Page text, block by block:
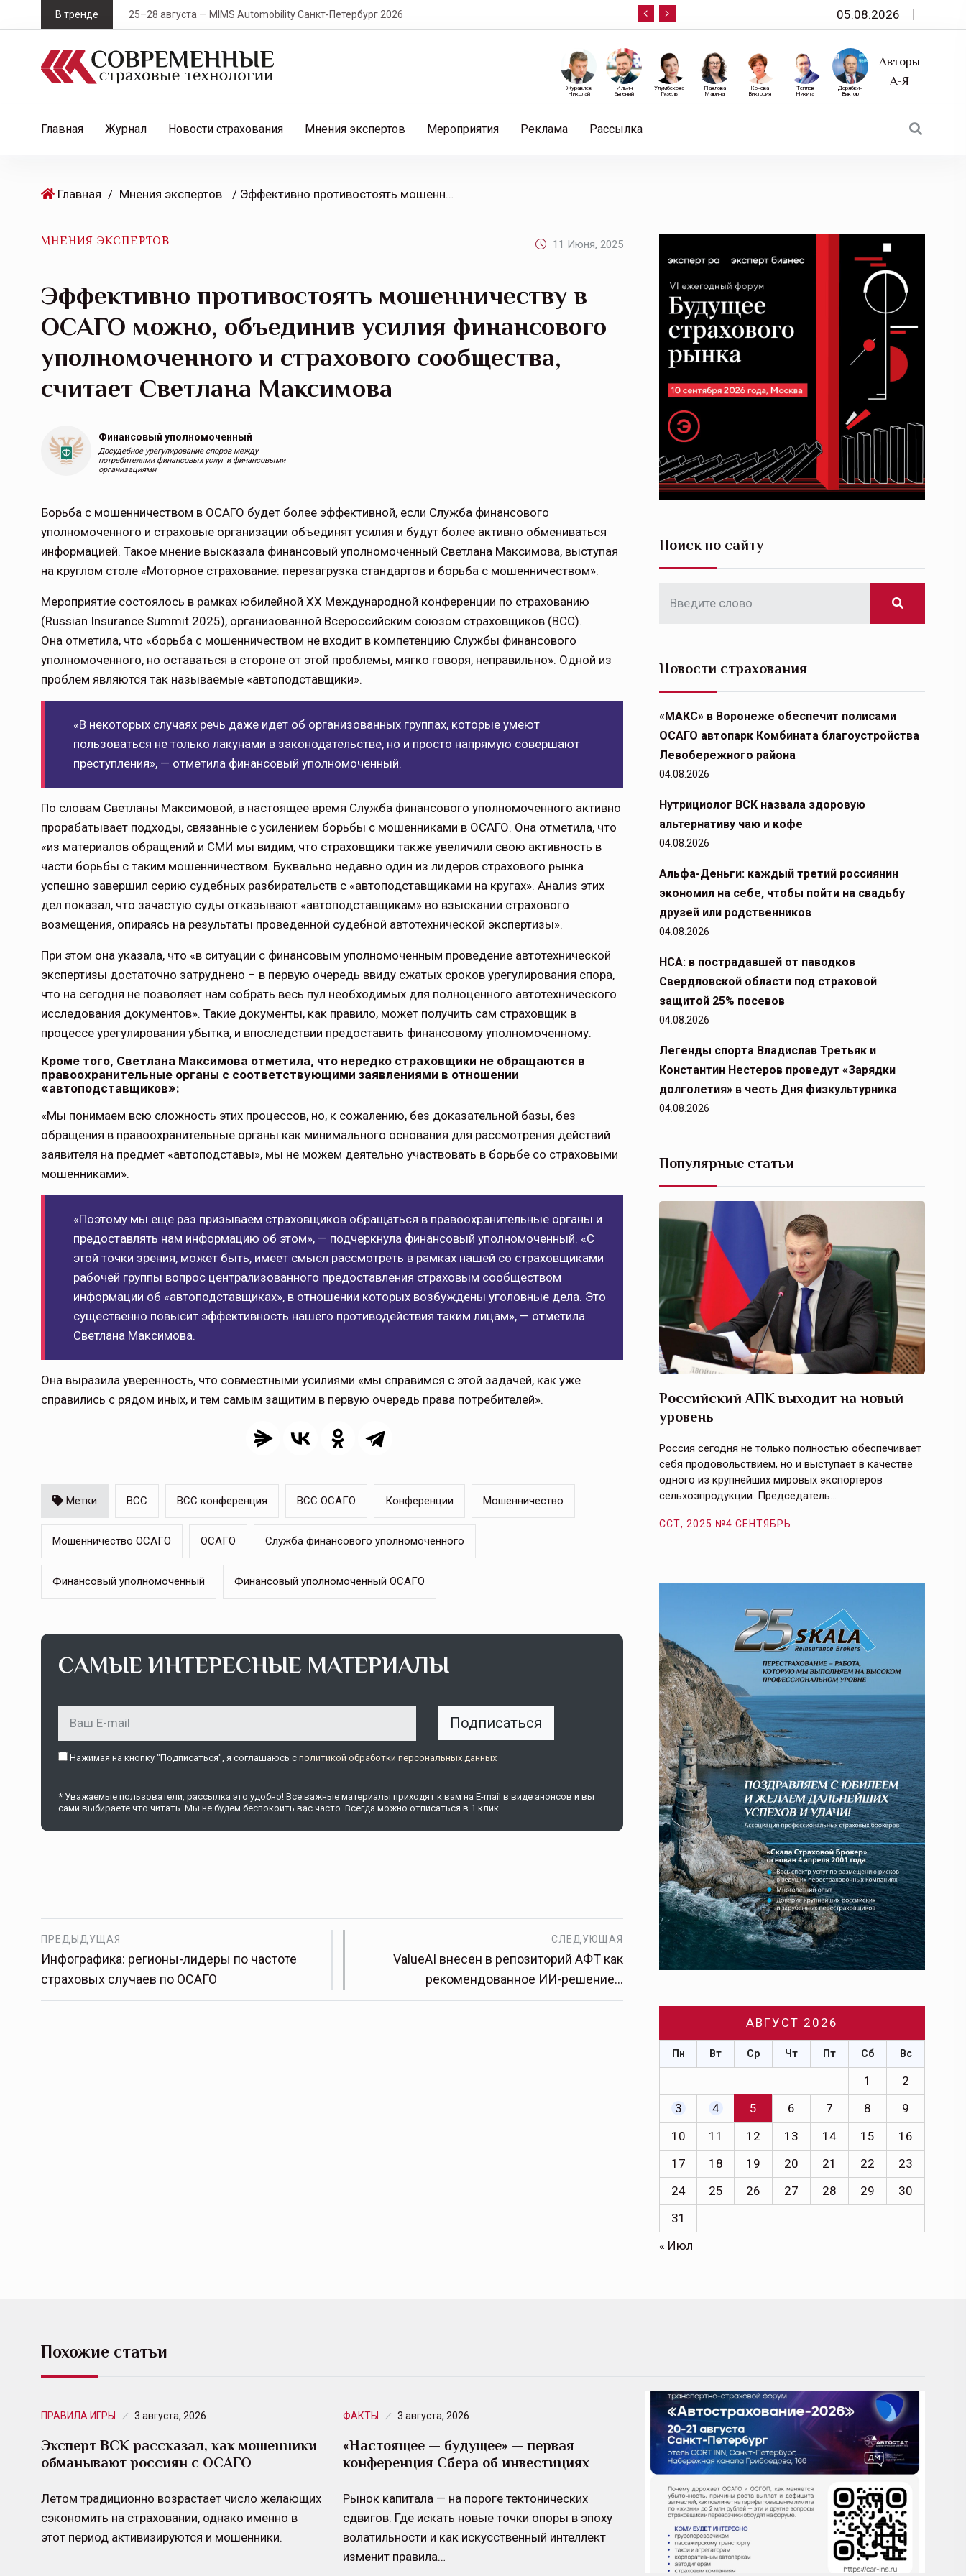
k
В тренде 25–28 августа — MIMS Automobility Санкт-Петербург 2026 10 сентября — «Эксперт РА» приглашает на
05.08.2026
Авторы
А-Я
Дерябкин
Виктор
Теплов
Никита
Конова
Виктория
Павлова
Марина
Улумбекова
Гузель
Ильин
Евгений
Журавлев
Николай
Главная Журнал Новости страхования Мнения экспертов Мероприятия Реклама Рассылка
Главная / Мнения экспертов / Эффективно противостоять мошенничеству в ОСАГО можно, объединив усилия финансового уполномоченного и страхового сообщества, считает Светлана Максимова
МНЕНИЯ ЭКСПЕРТОВ 11 Июня, 2025
Эффективно противостоять мошенничеству в
ОСАГО можно, объединив усилия финансового
уполномоченного и страхового сообщества,
считает Светлана Максимова
Финансовый уполномоченный
Досудебное урегулирование споров между
потребителями финансовых услуг и финансовыми
организациями
Борьба с мошенничеством в ОСАГО будет более эффективной, если Служба финансового
уполномоченного и страховые организации объединят усилия и будут более активно обмениваться
информацией. Такое мнение высказала финансовый уполномоченный Светлана Максимова, выступая
на круглом столе «Моторное страхование: перезагрузка стандартов и борьба с мошенничеством».
Мероприятие состоялось в рамках юбилейной XX Международной конференции по страхованию
(Russian Insurance Summit 2025), организованной Всероссийским союзом страховщиков (ВСС).
Она отметила, что «борьба с мошенничеством не входит в компетенцию Службы финансового
уполномоченного, но оставаться в стороне от этой проблемы, мягко говоря, неправильно». Одной из
проблем являются так называемые «автоподставщики».
«В некоторых случаях речь даже идет об организованных группах, которые умеют
пользоваться не только лакунами в законодательстве, но и просто напрямую совершают
преступления», — отметила финансовый уполномоченный.
По словам Светланы Максимовой, в настоящее время Служба финансового уполномоченного активно
прорабатывает подходы, связанные с усилением борьбы с мошенниками в ОСАГО. Она отметила, что
«из материалов обращений и СМИ мы видим, что страховщики также увеличили свою активность в
части борьбы с таким мошенничеством. Буквально недавно один из лидеров страхового рынка
успешно завершил серию судебных разбирательств с «автоподставщиками на кругах». Анализ этих
дел показал, что зачастую суды отказывают «автоподставщикам» во взыскании страхового
возмещения, опираясь на результаты проведенной судебной автотехнической экспертизы».
При этом она указала, что «в ситуации с финансовым уполномоченным проведение автотехнической
экспертизы достаточно затруднено – в первую очередь ввиду сжатых сроков урегулирования спора,
что на сегодня не позволяет нам собрать весь пул необходимых для полноценного автотехнического
исследования документов». Такие документы, как правило, может получить сам страховщик в
процессе урегулирования убытка, и впоследствии предоставить финансовому уполномоченному.
Кроме того, Светлана Максимова отметила, что нередко страховщики не обращаются в
правоохранительные органы с соответствующими заявлениями в отношении
«автоподставщиков»:
«Мы понимаем всю сложность этих процессов, но, к сожалению, без доказательной базы, без
обращения в правоохранительные органы как минимального основания для рассмотрения действий
заявителя на предмет «автоподставы», мы не можем деятельно участвовать в борьбе со страховыми
мошенниками».
«Поэтому мы еще раз призываем страховщиков обращаться в правоохранительные органы и
предоставлять нам информацию об этом», — подчеркнула финансовый уполномоченный. «С
этой точки зрения, может быть, имеет смысл рассмотреть в рамках нашей со страховщиками
рабочей группы вопрос централизованного предоставления страховым сообществом
информации об «автоподставщиках», в отношении которых возбуждены уголовные дела. Это
существенно повысит эффективность нашего противодействия таким лицам», — отметила
Светлана Максимова.
Она выразила уверенность, что совместными усилиями «мы справимся с этой задачей, как уже
справились с рядом иных, и тем самым защитим в первую очередь права потребителей».
Метки ВСС ВСС конференция ВСС ОСАГО Конференции Мошенничество
Мошенничество ОСАГО ОСАГО Служба финансового уполномоченного
Финансовый уполномоченный Финансовый уполномоченный ОСАГО
САМЫЕ ИНТЕРЕСНЫЕ МАТЕРИАЛЫ
Подписаться
Нажимая на кнопку "Подписаться", я соглашаюсь c политикой обработки персональных данных
* Уважаемые пользователи, рассылка это удобно! Все важные материалы приходят к вам на E-mail в виде анонсов и вы
сами выбираете что читать. Мы не будем беспокоить вас часто. Всегда можно отписаться в 1 клик.
ПРЕДЫДУЩАЯ
Инфографика: регионы-лидеры по частоте
страховых случаев по ОСАГО
СЛЕДУЮЩАЯ
ValueAI внесен в репозиторий АФТ как
рекомендованное ИИ-решение…
Поиск по сайту
Новости страхования
«МАКС» в Воронеже обеспечит полисами
ОСАГО автопарк Комбината благоустройства
Левобережного района
04.08.2026
Нутрициолог ВСК назвала здоровую
альтернативу чаю и кофе
04.08.2026
Альфа-Деньги: каждый третий россиянин
экономил на себе, чтобы пойти на свадьбу
друзей или родственников
04.08.2026
НСА: в пострадавшей от паводков
Свердловской области под страховой
защитой 25% посевов
04.08.2026
Легенды спорта Владислав Третьяк и
Константин Нестеров проведут «Зарядки
долголетия» в честь Дня физкультурника
04.08.2026
Популярные статьи
Тамбов — под страховой защитой
Тамбовская область — не только
сельскохозяйственный регион с историческими
ССТ, 2025 №4 СЕНТЯБРЬ
ОСАГО требует переосмысления
ССТ, 2025 №4 СЕНТЯБРЬ
Российский АПК выходит на новый
уровень
Россия сегодня не только полностью обеспечивает
себя продовольствием, но и выступает в качестве
одного из крупнейших мировых экспортеров
сельхозпродукции. Председатель…
ССТ, 2025 №4 СЕНТЯБРЬ
АВГУСТ 2026
Пн Вт Ср Чт Пт Сб Вс
1
2
3
4 5 6 7 8
9
10
11 12 13 14 15
16
17
18 19 20 21 22
23
24
25 26 27 28 29
30
31
« Июл
Похожие статьи
ПРАВИЛА ИГРЫ 3 августа, 2026
Эксперт ВСК рассказал, как мошенники
обманывают россиян с ОСАГО
Летом традиционно возрастает число желающих
сэкономить на страховании, однако именно в
этот период активизируются и мошенники.
ФАКТЫ 3 августа, 2026
«Настоящее — будущее» — первая
конференция Cбера об инвестициях
Рынок капитала — на пороге тектонических
сдвигов. Где искать новые точки опоры в эпоху
волатильности и как искусственный интеллект
изменит правила…